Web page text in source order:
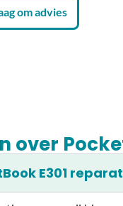
om advies
over
E301